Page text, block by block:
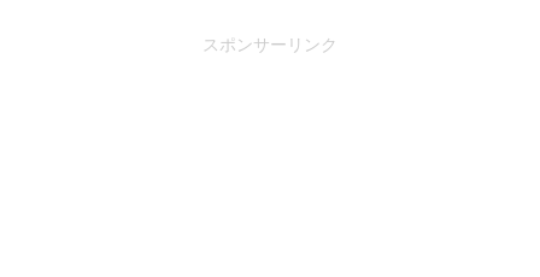
スポンサーリンク